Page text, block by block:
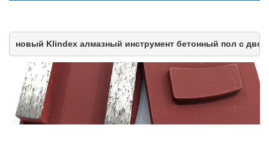
новый Klindex алмазный инструмент бетонный пол с